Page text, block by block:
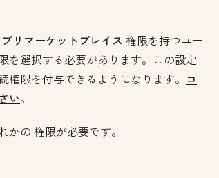
リマーケットプレイス 権限を持つユー
を選択する必要があります。この設定
限を付与できるようになります。 コ
い。
かの 権限が必要です。